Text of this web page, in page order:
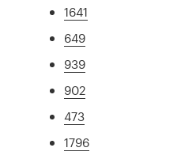
1641
649
939
902
473
1796